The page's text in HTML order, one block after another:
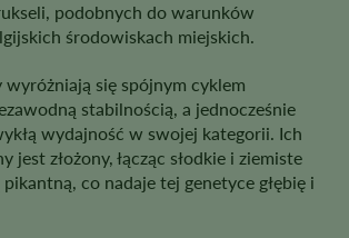
podobnych do warunków
środowiskach miejskich.
wyróżniają się spójnym cyklem
stabilnością, a jednocześnie
wydajność w swojej kategorii. Ich
jest złożony, łącząc słodkie i ziemiste
co nadaje tej genetyce głębię i